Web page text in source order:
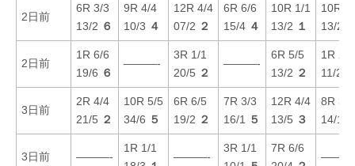
2日前
6R 3/3
13/2 ６
9R 4/4
10/3 ４
12R 4/4
07/2 ２
6R 6/6
15/4 ４
10R 1/1
13/2 １
10R
13/2
2日前
1R 6/6
19/6 ６
———-
3R 1/1
20/5 ２
———-
6R 5/5
13/2 ２
1R 2/2
11/2
3日前
2R 4/4
21/5 ２
10R 5/5
34/6 ５
6R 6/5
19/2 ２
7R 3/3
16/1
５
12R 4/4
13/5 ３
8R 3/3
14/1
3日前 ———-
1R 1/1
———-
3R 1/1
7R 6/6